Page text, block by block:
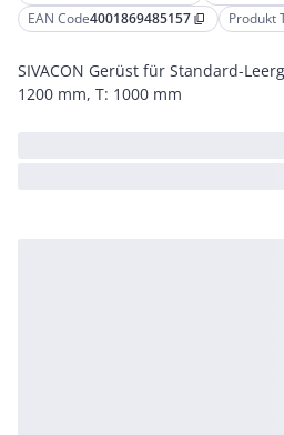
EAN Code4001869485157 content_copy Produkt
SIVACON Gerüst für Standard-
1200 mm, T: 1000 mm